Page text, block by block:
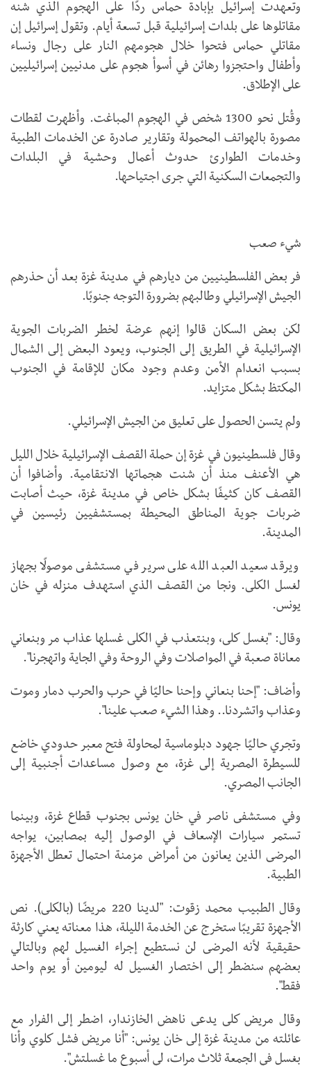
وتعهدت إسرائيل بإبادة حماس ردًا على الهجوم الذي شنه
مقاتلوها على بلدات إسرائيلية قبل تسعة أيام. وتقول إسرائيل إن
مقاتلي حماس فتحوا خلال هجومهم النار على رجال ونساء
وأطفال واحتجزوا رهائن في أسوأ هجوم على مدنيين إسرائيليين
على الإطلاق.
وقُتل نحو 1300 شخص في الهجوم المباغت. وأظهرت لقطات
مصورة بالهواتف المحمولة وتقارير صادرة عن الخدمات الطبية
وخدمات الطوارئ حدوث أعمال وحشية في البلدات
والتجمعات السكنية التي جرى اجتياحها.
شيء صعب
فر بعض الفلسطينيين من ديارهم في مدينة غزة بعد أن حذرهم
الجيش الإسرائيلي وطالبهم بضرورة التوجه جنوبًا.
لكن بعض السكان قالوا إنهم عرضة لخطر الضربات الجوية
الإسرائيلية في الطريق إلى الجنوب، ويعود البعض إلى الشمال
بسبب انعدام الأمن وعدم وجود مكان للإقامة في الجنوب
المكتظ بشكل متزايد.
ولم يتسن الحصول على تعليق من الجيش الإسرائيلي.
وقال فلسطينيون في غزة إن حملة القصف الإسرائيلية خلال الليل
هي الأعنف منذ أن شنت هجماتها الانتقامية. وأضافوا أن
القصف كان كثيفًا بشكل خاص في مدينة غزة، حيث أصابت
ضربات جوية المناطق المحيطة بمستشفيين رئيسين في
المدينة.
ويرقد سعيد العبد الله على سرير في مستشفى موصولًا بجهاز
لغسل الكلى. ونجا من القصف الذي استهدف منزله في خان
يونس.
وقال: "بغسل كلى، وبنتعذب في الكلى غسلها عذاب مر وبنعاني
معاناة صعبة في المواصلات وفي الروحة وفي الجاية واتهجرنا".
وأضاف: "إحنا بنعاني وإحنا حاليًا في حرب والحرب دمار وموت
وعذاب واتشردنا.. وهذا الشيء صعب علينا".
وتجري حاليًا جهود دبلوماسية لمحاولة فتح معبر حدودي خاضع
للسيطرة المصرية إلى غزة، مع وصول مساعدات أجنبية إلى
الجانب المصري.
وفي مستشفى ناصر في خان يونس بجنوب قطاع غزة، وبينما
تستمر سيارات الإسعاف في الوصول إليه بمصابين، يواجه
المرضى الذين يعانون من أمراض مزمنة احتمال تعطل الأجهزة
الطبية.
وقال الطبيب محمد زقوت: "لدينا 220 مريضًا (بالكلى). نص
الأجهزة تقريبًا ستخرج عن الخدمة الليلة، هذا معناته يعني كارثة
حقيقية لأنه المرضى لن نستطيع إجراء الغسيل لهم وبالتالي
بعضهم سنضطر إلى اختصار الغسيل له ليومين أو يوم واحد
فقط".
وقال مريض كلى يدعى ناهض الخازندار، اضطر إلى الفرار مع
عائلته من مدينة غزة إلى خان يونس: "أنا مريض فشل كلوي وأنا
بغسل في الجمعة ثلاث مرات، لي أسبوع ما غسلتش".